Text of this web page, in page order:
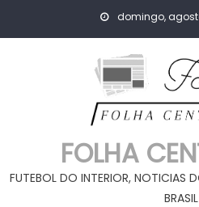
domingo,
FOLHA
FUTEBOL DO INTERIOR, NOTICIAS
BRASIL